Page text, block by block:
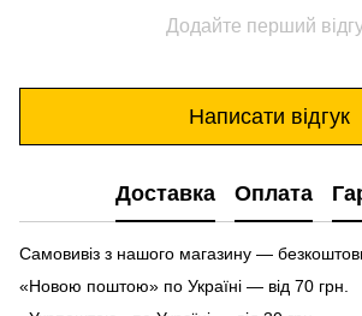
Додайте перший
Написати відгук
Доставка Оплата
Самовивіз з нашого магазину —
«Новою поштою» по Україні — від 70 грн.